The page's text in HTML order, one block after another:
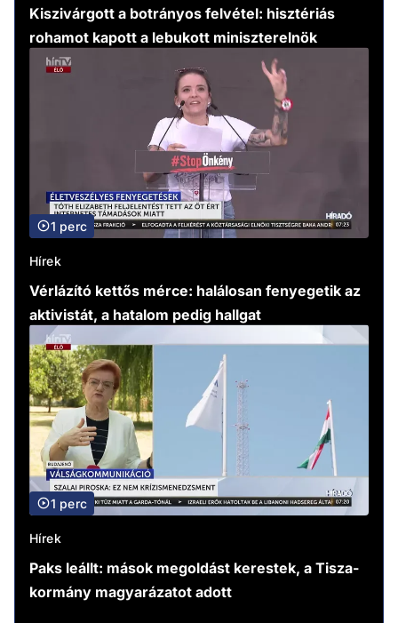
Kiszivárgott a botrányos felvétel: hisztériás
rohamot kapott a lebukott miniszterelnök
1 perc
Hírek
Vérlázító kettős mérce: halálosan fenyegetik az
aktivistát, a hatalom pedig hallgat
1 perc
Hírek
Paks leállt: mások megoldást kerestek, a Tisza-
kormány magyarázatot adott